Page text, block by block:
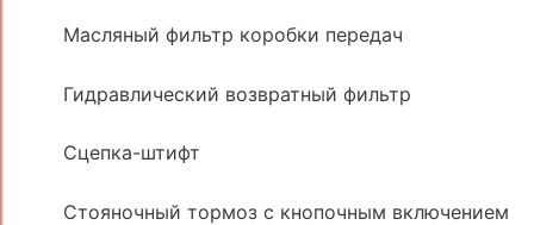
Масляный фильтр коробки передач
Гидравлический возвратный фильтр
Сцепка-штифт
Стояночный тормоз с кнопочным включением